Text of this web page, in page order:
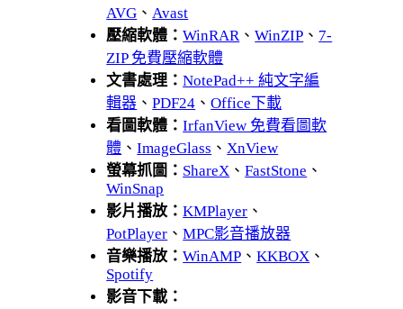
AVG 、 Avast
壓縮軟體：WinRAR 、WinZIP 、 7-
ZIP 免費壓縮軟體
文書處理：NotePad++ 純文字編
輯器 、PDF24 、Office下載
看圖軟體：IrfanView 免費看圖軟
體 、ImageGlass 、 XnView
螢幕抓圖： ShareX 、FastStone 、
WinSnap
影片播放：KMPlayer 、
PotPlayer 、MPC影音播放器
音樂播放：WinAMP 、KKBOX 、
Spotify
影音下載：